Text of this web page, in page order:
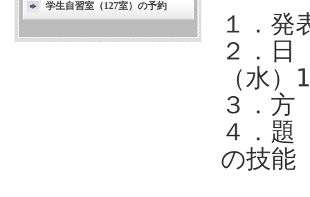
学生自習室（127室）の予約
１．
２．
（水
３．
４．
の技能